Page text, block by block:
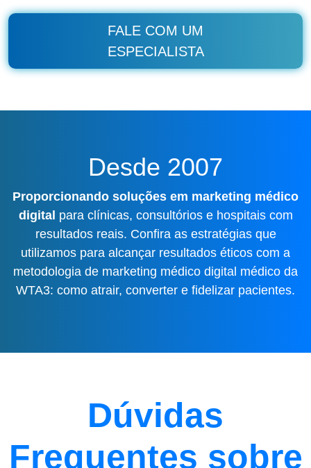
FALE COM UM
ESPECIALISTA
Desde 2007
Proporcionando soluções em marketing médico
digital para clínicas, consultórios e hospitais com
resultados reais. Confira as estratégias que
utilizamos para alcançar resultados éticos com a
metodologia de marketing médico digital médico da
WTA3: como atrair, converter e fidelizar pacientes.
Dúvidas
Frequentes sobre